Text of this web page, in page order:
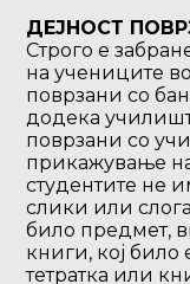
ДЕЈНОСТ
Строго е
на учениците
поврзани со
додека
поврзани со
прикажување
студентите не
слики или
било предмет,
книги, кој
тетратка или